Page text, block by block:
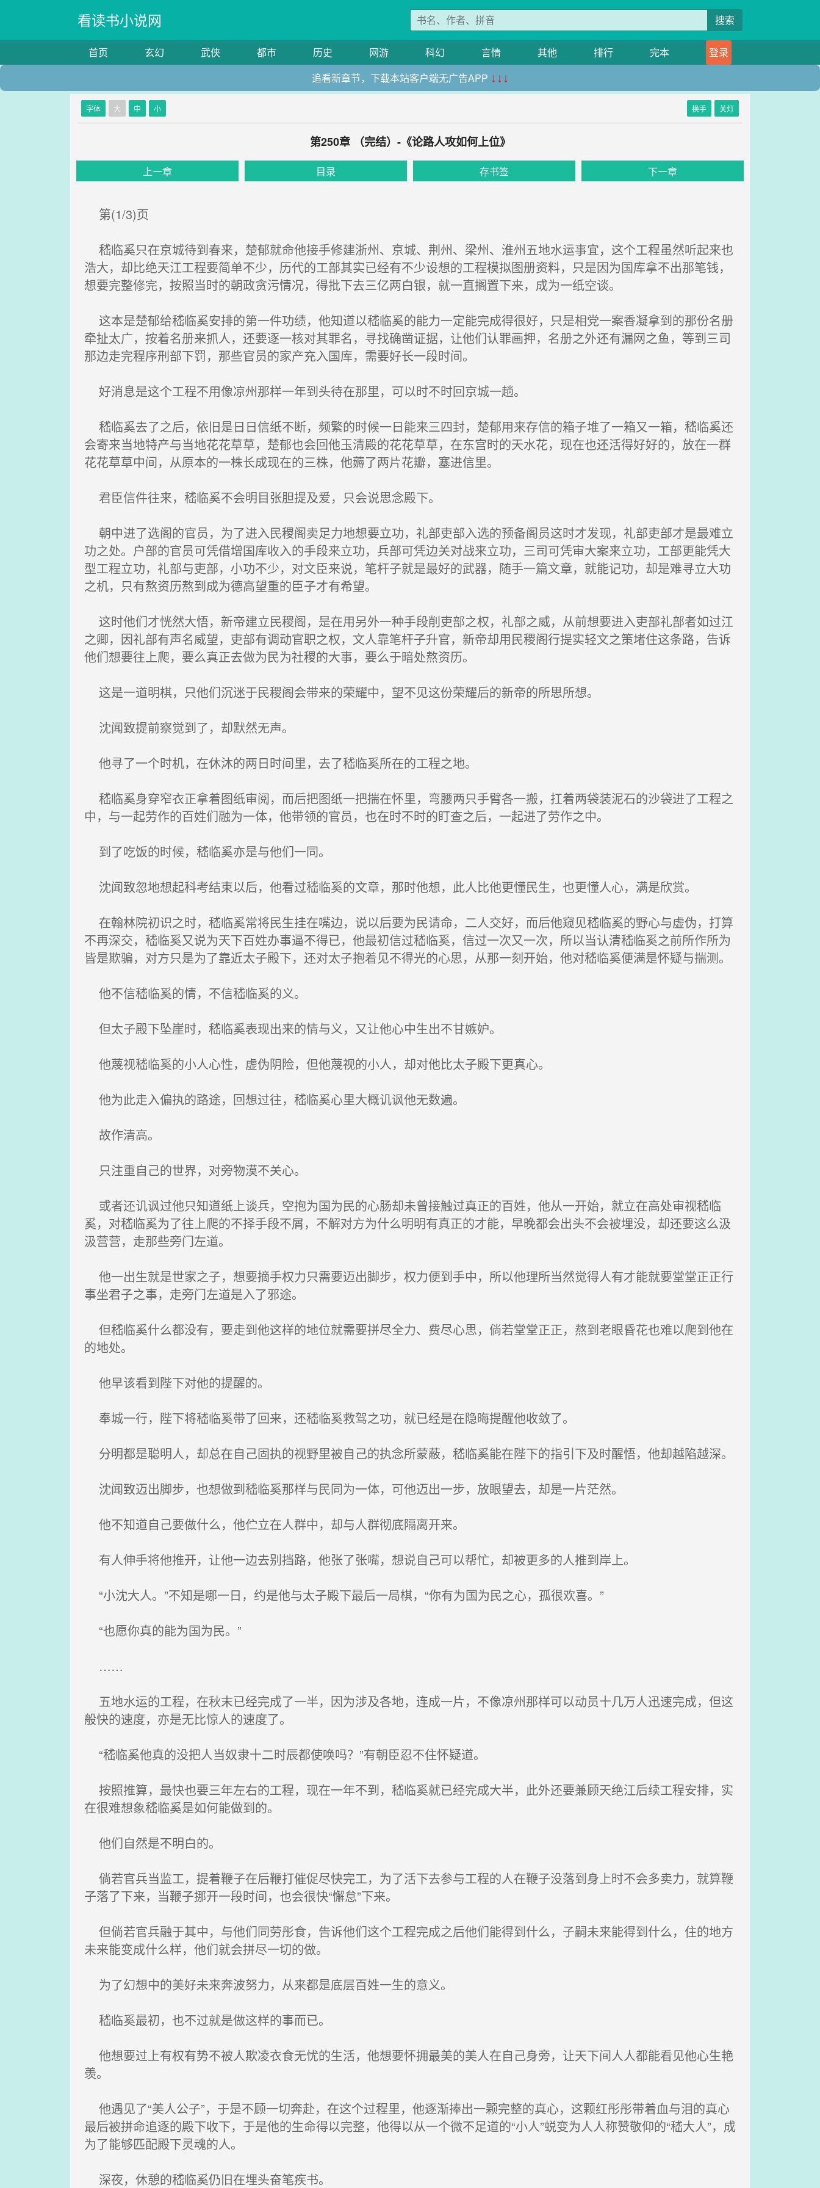
看读书小说网 搜索
首页 玄幻 武侠 都市 历史 网游 科幻 言情 其他 排行 完本
登录
追看新章节，下载本站客户端无广告APP ↓↓↓
字体 大 中 小 换手 关灯
第250章 （完结）-《论路人攻如何上位》
上一章 目录 存书签 下一章
第(1/3)页
嵇临奚只在京城待到春来，楚郁就命他接手修建浙州、京城、荆州、梁州、淮州五地水运事宜，这个工程虽然听起来也
浩大，却比绝天江工程要简单不少，历代的工部其实已经有不少设想的工程模拟图册资料，只是因为国库拿不出那笔钱，
想要完整修完，按照当时的朝政贪污情况，得批下去三亿两白银，就一直搁置下来，成为一纸空谈。
这本是楚郁给嵇临奚安排的第一件功绩，他知道以嵇临奚的能力一定能完成得很好，只是相党一案香凝拿到的那份名册
牵扯太广，按着名册来抓人，还要逐一核对其罪名，寻找确凿证据，让他们认罪画押，名册之外还有漏网之鱼，等到三司
那边走完程序刑部下罚，那些官员的家产充入国库，需要好长一段时间。
好消息是这个工程不用像凉州那样一年到头待在那里，可以时不时回京城一趟。
嵇临奚去了之后，依旧是日日信纸不断，频繁的时候一日能来三四封，楚郁用来存信的箱子堆了一箱又一箱，嵇临奚还
会寄来当地特产与当地花花草草，楚郁也会回他玉清殿的花花草草，在东宫时的天水花，现在也还活得好好的，放在一群
花花草草中间，从原本的一株长成现在的三株，他薅了两片花瓣，塞进信里。
君臣信件往来，嵇临奚不会明目张胆提及爱，只会说思念殿下。
朝中进了选阁的官员，为了进入民稷阁卖足力地想要立功，礼部吏部入选的预备阁员这时才发现，礼部吏部才是最难立
功之处。户部的官员可凭借增国库收入的手段来立功，兵部可凭边关对战来立功，三司可凭审大案来立功，工部更能凭大
型工程立功，礼部与吏部，小功不少，对文臣来说，笔杆子就是最好的武器，随手一篇文章，就能记功，却是难寻立大功
之机，只有熬资历熬到成为德高望重的臣子才有希望。
这时他们才恍然大悟，新帝建立民稷阁，是在用另外一种手段削吏部之权，礼部之威，从前想要进入吏部礼部者如过江
之卿，因礼部有声名威望，吏部有调动官职之权，文人靠笔杆子升官，新帝却用民稷阁行提实轻文之策堵住这条路，告诉
他们想要往上爬，要么真正去做为民为社稷的大事，要么于暗处熬资历。
这是一道明棋，只他们沉迷于民稷阁会带来的荣耀中，望不见这份荣耀后的新帝的所思所想。
沈闻致提前察觉到了，却默然无声。
他寻了一个时机，在休沐的两日时间里，去了嵇临奚所在的工程之地。
嵇临奚身穿窄衣正拿着图纸审阅，而后把图纸一把揣在怀里，弯腰两只手臂各一搬，扛着两袋装泥石的沙袋进了工程之
中，与一起劳作的百姓们融为一体，他带领的官员，也在时不时的盯查之后，一起进了劳作之中。
到了吃饭的时候，嵇临奚亦是与他们一同。
沈闻致忽地想起科考结束以后，他看过嵇临奚的文章，那时他想，此人比他更懂民生，也更懂人心，满是欣赏。
在翰林院初识之时，嵇临奚常将民生挂在嘴边，说以后要为民请命，二人交好，而后他窥见嵇临奚的野心与虚伪，打算
不再深交，嵇临奚又说为天下百姓办事逼不得已，他最初信过嵇临奚，信过一次又一次，所以当认清嵇临奚之前所作所为
皆是欺骗，对方只是为了靠近太子殿下，还对太子抱着见不得光的心思，从那一刻开始，他对嵇临奚便满是怀疑与揣测。
他不信嵇临奚的情，不信嵇临奚的义。
但太子殿下坠崖时，嵇临奚表现出来的情与义，又让他心中生出不甘嫉妒。
他蔑视嵇临奚的小人心性，虚伪阴险，但他蔑视的小人，却对他比太子殿下更真心。
他为此走入偏执的路途，回想过往，嵇临奚心里大概讥讽他无数遍。
故作清高。
只注重自己的世界，对旁物漠不关心。
或者还讥讽过他只知道纸上谈兵，空抱为国为民的心肠却未曾接触过真正的百姓，他从一开始，就立在高处审视嵇临
奚，对嵇临奚为了往上爬的不择手段不屑，不解对方为什么明明有真正的才能，早晚都会出头不会被埋没，却还要这么汲
汲营营，走那些旁门左道。
他一出生就是世家之子，想要摘手权力只需要迈出脚步，权力便到手中，所以他理所当然觉得人有才能就要堂堂正正行
事坐君子之事，走旁门左道是入了邪途。
但嵇临奚什么都没有，要走到他这样的地位就需要拼尽全力、费尽心思，倘若堂堂正正，熬到老眼昏花也难以爬到他在
的地处。
他早该看到陛下对他的提醒的。
奉城一行，陛下将嵇临奚带了回来，还嵇临奚救驾之功，就已经是在隐晦提醒他收敛了。
分明都是聪明人，却总在自己固执的视野里被自己的执念所蒙蔽，嵇临奚能在陛下的指引下及时醒悟，他却越陷越深。
沈闻致迈出脚步，也想做到嵇临奚那样与民同为一体，可他迈出一步，放眼望去，却是一片茫然。
他不知道自己要做什么，他伫立在人群中，却与人群彻底隔离开来。
有人伸手将他推开，让他一边去别挡路，他张了张嘴，想说自己可以帮忙，却被更多的人推到岸上。
“小沈大人。”不知是哪一日，约是他与太子殿下最后一局棋，“你有为国为民之心，孤很欢喜。”
“也愿你真的能为国为民。”
……
五地水运的工程，在秋末已经完成了一半，因为涉及各地，连成一片，不像凉州那样可以动员十几万人迅速完成，但这
般快的速度，亦是无比惊人的速度了。
“嵇临奚他真的没把人当奴隶十二时辰都使唤吗？”有朝臣忍不住怀疑道。
按照推算，最快也要三年左右的工程，现在一年不到，嵇临奚就已经完成大半，此外还要兼顾天绝江后续工程安排，实
在很难想象嵇临奚是如何能做到的。
他们自然是不明白的。
倘若官兵当监工，提着鞭子在后鞭打催促尽快完工，为了活下去参与工程的人在鞭子没落到身上时不会多卖力，就算鞭
子落了下来，当鞭子挪开一段时间，也会很快“懈怠”下来。
但倘若官兵融于其中，与他们同劳彤食，告诉他们这个工程完成之后他们能得到什么，子嗣未来能得到什么，住的地方
未来能变成什么样，他们就会拼尽一切的做。
为了幻想中的美好未来奔波努力，从来都是底层百姓一生的意义。
嵇临奚最初，也不过就是做这样的事而已。
他想要过上有权有势不被人欺凌衣食无忧的生活，他想要怀拥最美的美人在自己身旁，让天下间人人都能看见他心生艳
羡。
他遇见了“美人公子”，于是不顾一切奔赴，在这个过程里，他逐渐捧出一颗完整的真心，这颗红彤彤带着血与泪的真心
最后被拼命追逐的殿下收下，于是他的生命得以完整，他得以从一个微不足道的“小人”蜕变为人人称赞敬仰的“嵇大人”，成
为了能够匹配殿下灵魂的人。
深夜，休憩的嵇临奚仍旧在埋头奋笔疾书。